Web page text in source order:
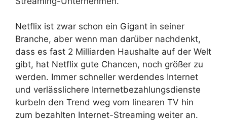
Netflix ist zwar schon ein Gigant in seiner
Branche, aber wenn man darüber nachdenkt,
dass es fast 2 Milliarden Haushalte auf der Welt
gibt, hat Netflix gute Chancen, noch größer zu
werden. Immer schneller werdendes Internet
und verlässlichere Internetbezahlungsdienste
kurbeln den Trend weg vom linearen TV hin
zum bezahlten Internet-Streaming weiter an.